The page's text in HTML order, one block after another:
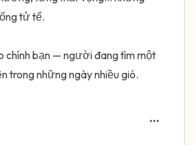
tử tế.
chính bạn — người đang tìm một
trong những ngày nhiều gió.